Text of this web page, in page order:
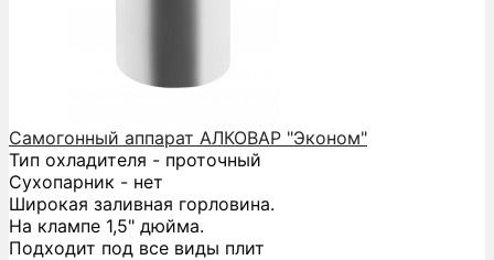
Самогонный аппарат АЛКОВАР "Эконом"
Тип охладителя - проточный
Сухопарник - нет
Широкая заливная горловина.
На клампе 1,5" дюйма.
Подходит под все виды плит